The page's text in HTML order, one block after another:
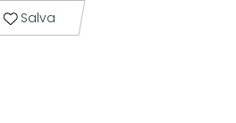
Salva